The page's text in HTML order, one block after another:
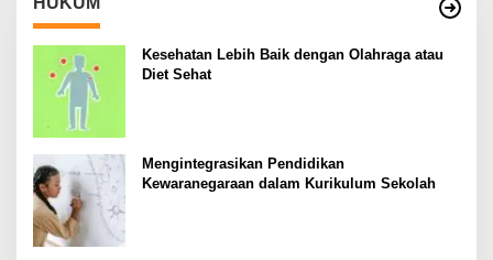
Kesehatan Lebih Baik dengan Olahraga atau
Diet Sehat
Mengintegrasikan Pendidikan
Kewaranegaraan dalam Kurikulum Sekolah